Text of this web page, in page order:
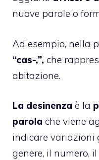
nuove parole o
Ad esempio, nella
“cas-,”, che
abitazione.
La desinenza è la
parola che viene
indicare variazioni
genere, il numero,